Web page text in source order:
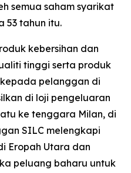
semua saham syarikat
53 tahun itu.
kebersihan dan
tinggi serta produk
pelanggan di
di loji pengeluaran
ke tenggara Milan, di
SILC melengkapi
Eropah Utara dan
peluang baharu untuk